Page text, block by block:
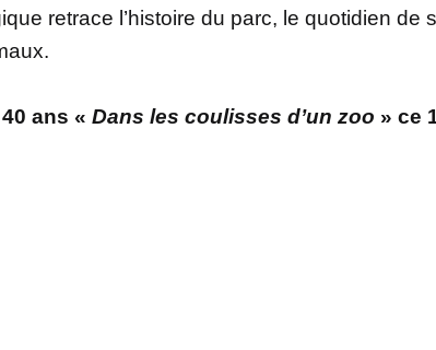
retrace l’histoire du parc, le quotidien de
ans « Dans les coulisses d’un zoo » ce